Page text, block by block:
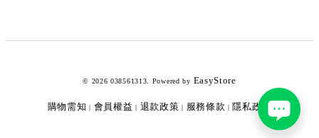
© 2026 038561313. Powered by EasyStore
購物需知 | 會員權益 | 退款政策 | 服務條款 | 隱私政策